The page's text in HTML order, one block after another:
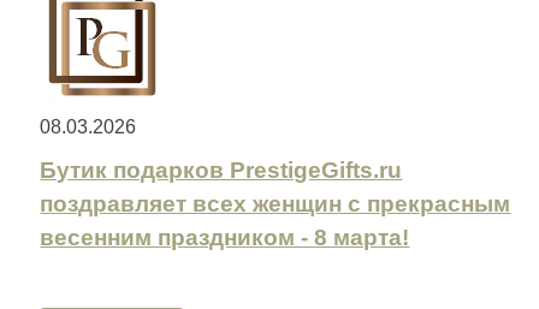
08.03.2026
Бутик подарков PrestigeGifts.ru
поздравляет всех женщин с прекрасным
весенним праздником - 8 марта!